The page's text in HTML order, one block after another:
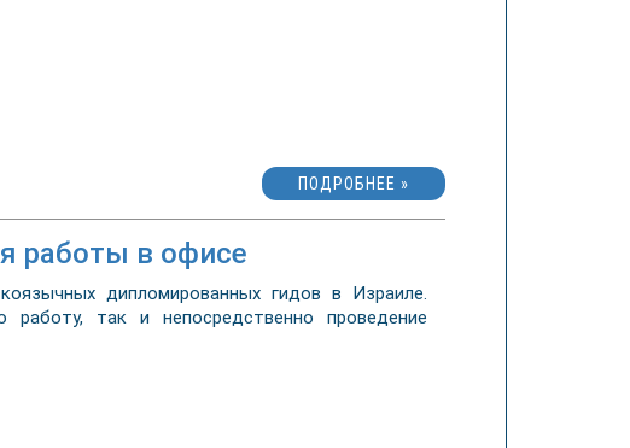
ПОДРОБНЕЕ »
работы в офисе
дипломированных гидов в Израиле.
так и непосредственно проведение